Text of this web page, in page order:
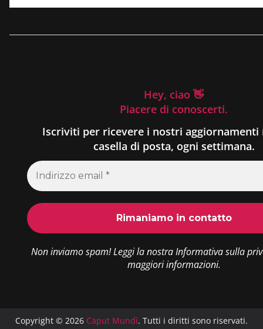
Hey, ciao 👋
Piacere di conoscerti.
Iscriviti per ricevere i nostri aggiornamenti
casella di posta, ogni settimana.
Non inviamo spam! Leggi la nostraInformativa sulla
maggiori informazioni.
Copyright © 2026 Caput Mundi. Tutti i diritti sono riservati.